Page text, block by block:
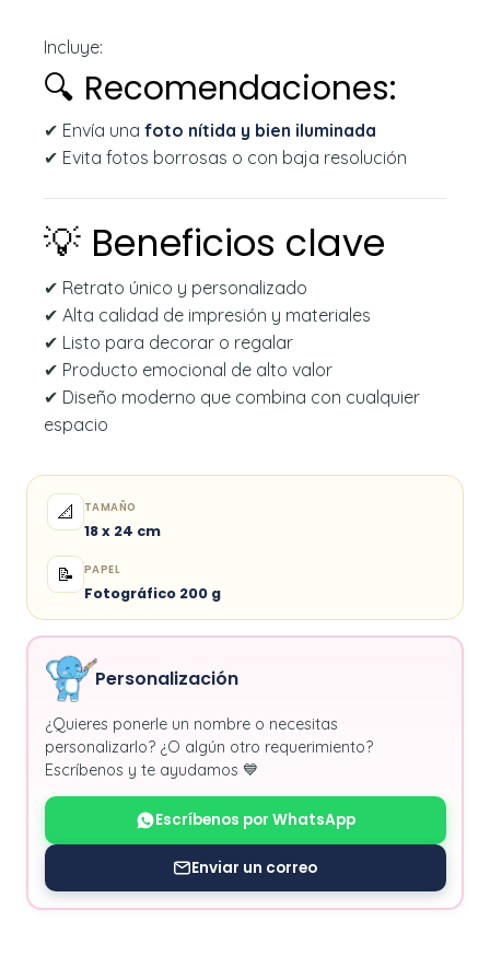
Incluye:
🔍 Recomendaciones:
✔ Envía una foto nítida y bien iluminada
✔ Evita fotos borrosas o con baja resolución
💡 Beneficios clave
✔ Retrato único y personalizado
✔ Alta calidad de impresión y materiales
✔ Listo para decorar o regalar
✔ Producto emocional de alto valor
✔ Diseño moderno que combina con cualquier
espacio
📐 TAMAÑO
18 x 24 cm
📝 PAPEL
Fotográfico 200 g
Personalización
¿Quieres ponerle un nombre o necesitas
personalizarlo? ¿O algún otro requerimiento?
Escríbenos y te ayudamos 💙
Escríbenos por WhatsApp
Enviar un correo